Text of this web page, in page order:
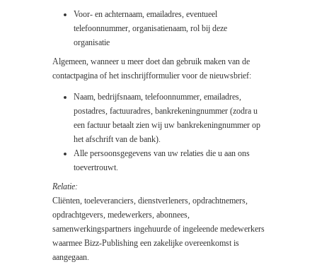
Voor- en achternaam, emailadres, eventueel
telefoonnummer, organisatienaam, rol bij deze
organisatie
Algemeen, wanneer u meer doet dan gebruik maken van de
contactpagina of het inschrijfformulier voor de nieuwsbrief:
Naam, bedrijfsnaam, telefoonnummer, emailadres,
postadres, factuuradres, bankrekeningnummer (zodra u
een factuur betaalt zien wij uw bankrekeningnummer op
het afschrift van de bank).
Alle persoonsgegevens van uw relaties die u aan ons
toevertrouwt.
Relatie:
Cliënten, toeleveranciers, dienstverleners, opdrachtnemers,
opdrachtgevers, medewerkers, abonnees,
samenwerkingspartners ingehuurde of ingeleende medewerkers
waarmee Bizz-Publishing een zakelijke overeenkomst is
aangegaan.